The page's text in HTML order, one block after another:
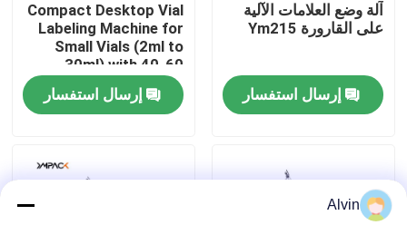
اتصل بنا
أخبار
آلة وضع العلامات الأوتوماتيكية
آلة وضع العلامات الآلية
على القارورة Ym215
إرسال استفسار
Compact Desktop Vial
Labeling Machine for
Small Vials (2ml to
30ml) with 40-60
Vials/Minute
إرسال استفسار
Alvin